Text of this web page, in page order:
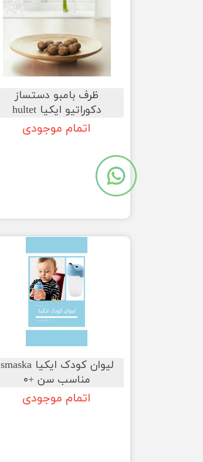
ظرف بامبو دستساز
دکوراتیو ایکیا hultet
اتمام موجودی
لیوان کودک ایکیا smaska
مناسب سن +۰
اتمام موجودی